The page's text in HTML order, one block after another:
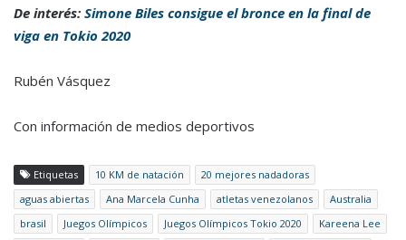
De interés: Simone Biles consigue el bronce en la final de
viga en Tokio 2020
Rubén Vásquez
Con información de medios deportivos
Etiquetas 10 KM de natación
20 mejores nadadoras
aguas abiertas
Ana Marcela Cunha atletas venezolanos
Australia
brasil
Juegos Olímpicos Juegos Olímpicos Tokio 2020
Kareena Lee